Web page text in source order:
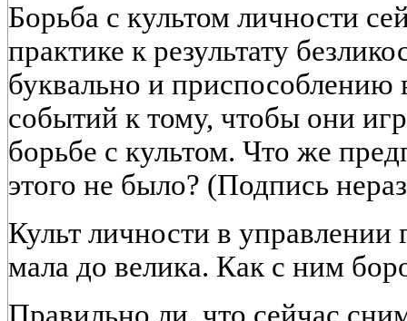
Борьба с культом личности
практике к результату
буквально и приспособлению
событий к тому, чтобы они
борьбе с культом. Что же
этого не было? (Подпись
Культ личности в управлении
мала до велика. Как с ним